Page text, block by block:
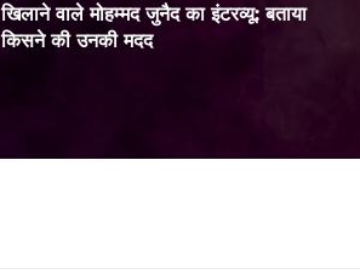
खिलाने वाले मोहम्मद जुनैद का इंटरव्यू: बताया
किसने की उनकी मदद